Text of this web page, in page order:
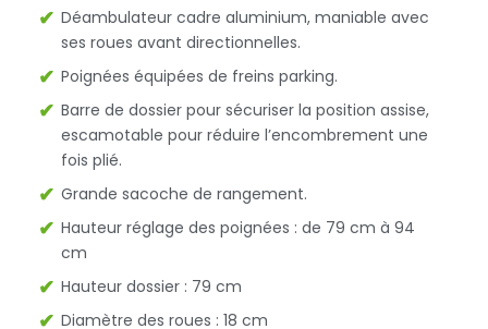
Déambulateur cadre aluminium, maniable avec
ses roues avant directionnelles.
Poignées équipées de freins parking.
Barre de dossier pour sécuriser la position assise,
escamotable pour réduire l’encombrement une
fois plié.
Grande sacoche de rangement.
Hauteur réglage des poignées : de 79 cm à 94
cm
Hauteur dossier : 79 cm
Diamètre des roues : 18 cm